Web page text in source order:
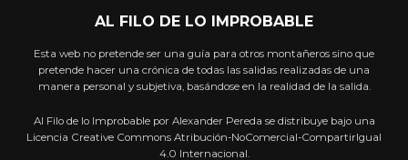
AL FILO DE LO IMPROBABLE
Esta web no pretende ser una guía para otros montañeros sino que
pretende hacer una crónica de todas las salidas realizadas de una
manera personal y subjetiva, basándose en la realidad de la salida.
Al Filo de lo Improbable por Alexander Pereda se distribuye bajo una
Licencia Creative Commons Atribución-NoComercial-CompartirIgual
4.0 Internacional.